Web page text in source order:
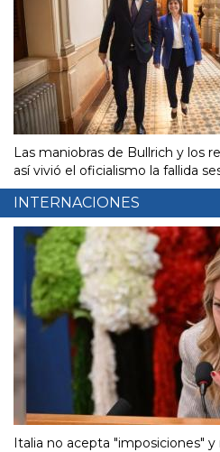
Las maniobras de Bullrich y los
así vivió el oficialismo la fallida
INTERNACIONES
Italia no acepta "imposiciones"